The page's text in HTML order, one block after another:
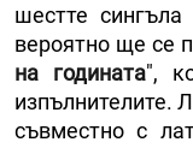
шестте сингъла
вероятно ще се
на годината",
изпълнителите.
съвместно с